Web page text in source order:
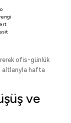
ofis-günlük
altlarıyla hafta
ve